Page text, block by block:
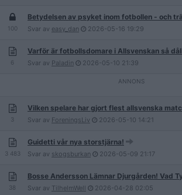
100
Betydelsen av psyket inom fotbollen - och
Svar av easy_dan 2026-05-16 19:29
6
Varför är fotbollsdomare i Allsvenskan så
Svar av Paladin 2026-05-10 21:39
3
Vilken spelare har gjort flest allsvenska
Svar av ForeningsLiv 2026-05-10 14:21
3 483
Guidetti vår nya storstjärna!
Svar av skogsburkan 2026-05-09 21:17
38
Bosse Andersson Lämnar Djurgården! Vad
Svar av TilhelmWell 2026-04-28 02:05